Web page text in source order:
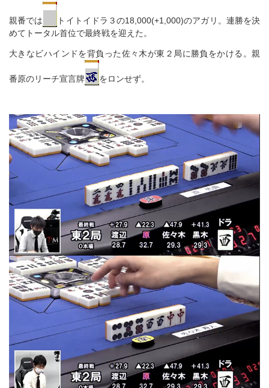
親番では
トイトイドラ３の18,000(+1,000)のアガリ。連勝を決
めてトータル首位で最終戦を迎えた。
大きなビハインドを背負った佐々木が東２局に勝負をかける。親
番原のリーチ宣言牌 をロンせず。